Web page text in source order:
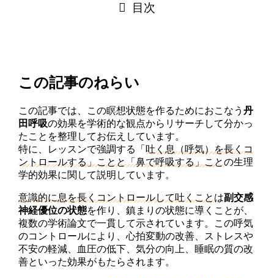
目次
この記事のねらい
この記事では、この瞑想状態を作るためにおこなう丹
田呼吸の効果を学術的な観点からリサーチして分かっ
たことを整理してお伝えしています。
特に、レッスンで強調する「吐く息（呼気）を長くコ
ントロールする」ことと「鼻で呼吸する」ことの生理
学的効果に関して説明しています。
意識的に息を長くコントロールして吐くことは副交感
神経優位の状態を作り、鎮まりの状態に導くことが、
複数の学術論文で一貫して示されています。この呼気
のコントロールにより、心拍変動の改善、ストレスや
不安の軽減、血圧の低下、気分の向上、睡眠の質の改
善といった効果がもたらされます。